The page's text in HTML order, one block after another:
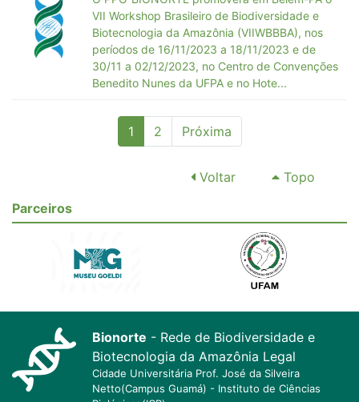
VII Workshop Brasileiro de Biodiversidade e
Biotecnologia da Amazônia (VIIWBBBA), nos
períodos de 16/11/2023 a 18/11/2023 e de
30/11 a 02/12/2023, no Centro de Convenções
Benedito Nunes da UFPA e no Hote...
1(current)
2 Próxima
Voltar
Topo
Parceiros
Bionorte - Rede de Biodiversidade e
Biotecnologia da Amazônia Legal
Cidade Universitária Prof. José da Silveira
Netto(Campus Guamá) - Instituto de Ciências